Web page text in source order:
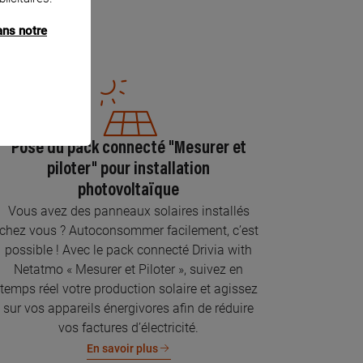
Pose du pack connecté "Mesurer et
piloter" pour installation
photovoltaïque
Vous avez des panneaux solaires installés
chez vous ? Autoconsommer facilement, c’est
possible ! Avec le pack connecté Drivia with
Netatmo « Mesurer et Piloter », suivez en
temps réel votre production solaire et agissez
sur vos appareils énergivores afin de réduire
vos factures d’électricité.
En savoir plus
notre